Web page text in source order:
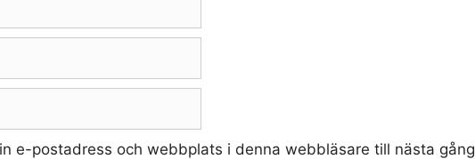
e-postadress och webbplats i denna webbläsare till nästa gång